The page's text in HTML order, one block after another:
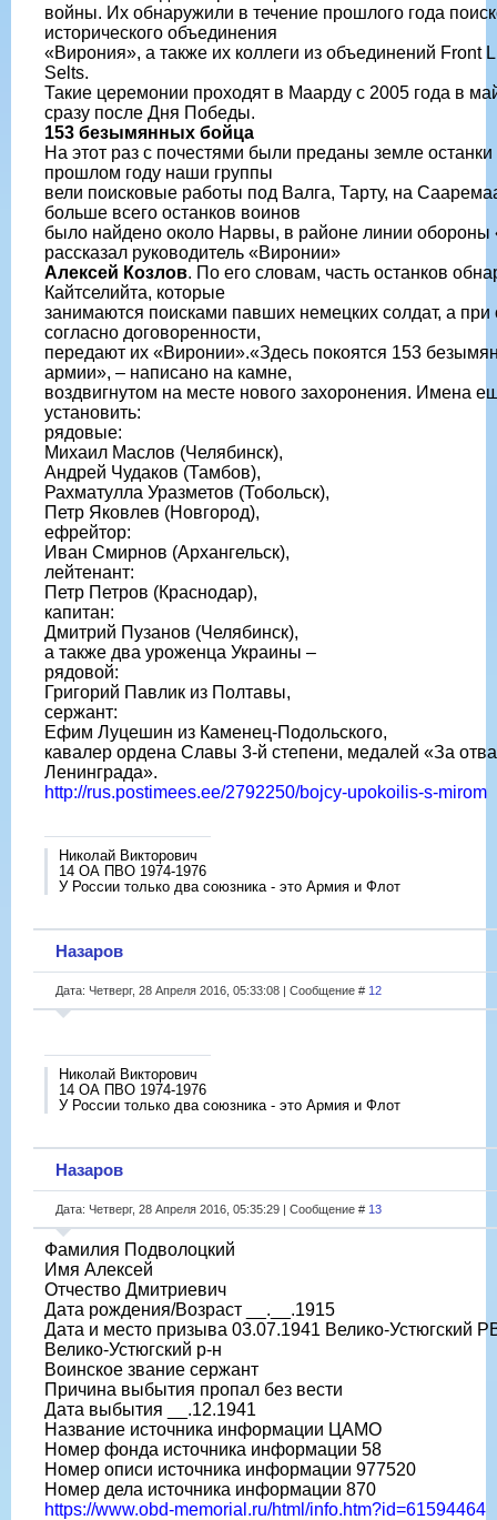
войны. Их обнаружили в течение прошлого года
исторического объединения
«Вирония», а также их коллеги из объединений Front
Selts.
Такие церемонии проходят в Маарду с 2005 года в
сразу после Дня Победы.
153 безымянных бойца
На этот раз с почестями были преданы земле
прошлом году наши группы
вели поисковые работы под Валга, Тарту, на
больше всего останков воинов
было найдено около Нарвы, в районе линии обороны
рассказал руководитель «Виронии»
Алексей Козлов. По его словам, часть останков
Кайтселийта, которые
занимаются поисками павших немецких солдат, а при
согласно договоренности,
передают их «Виронии».«Здесь покоятся 153
армии», – написано на камне,
воздвигнутом на месте нового захоронения. Имена
установить:
рядовые:
Михаил Маслов (Челябинск),
Андрей Чудаков (Тамбов),
Рахматулла Уразметов (Тобольск),
Петр Яковлев (Новгород),
ефрейтор:
Иван Смирнов (Архангельск),
лейтенант:
Петр Петров (Краснодар),
капитан:
Дмитрий Пузанов (Челябинск),
а также два уроженца Украины –
рядовой:
Григорий Павлик из Полтавы,
сержант:
Ефим Луцешин из Каменец-Подольского,
кавалер ордена Славы 3-й степени, медалей «За
Ленинграда».
http://rus.postimees.ee/2792250/bojcy-upokoilis-s-mirom
Николай Викторович
14 ОА ПВО 1974-1976
У России только два союзника - это Армия и Флот
Назаров
Дата: Четверг, 28 Апреля 2016, 05:33:08 | Сообщение # 12
Николай Викторович
14 ОА ПВО 1974-1976
У России только два союзника - это Армия и Флот
Назаров
Дата: Четверг, 28 Апреля 2016, 05:35:29 | Сообщение # 13
Фамилия Подволоцкий
Имя Алексей
Отчество Дмитриевич
Дата рождения/Возраст __.__.1915
Дата и место призыва 03.07.1941 Велико-Устюгский
Велико-Устюгский р-н
Воинское звание сержант
Причина выбытия пропал без вести
Дата выбытия __.12.1941
Название источника информации ЦАМО
Номер фонда источника информации 58
Номер описи источника информации 977520
Номер дела источника информации 870
https://www.obd-memorial.ru/html/info.htm?id=61594464